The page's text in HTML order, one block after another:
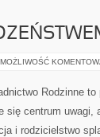
MOŻLIWOŚĆ
Rodzinne
się centrum uwagi,
i rodzicielstwo